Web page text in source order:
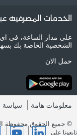
الخدمات المصرفيه
على مدار الساعة، فى
الشخصية الخاصة بك
حمل الان
معلومات هامة سياسة
© جميع الحقوق محفوظة
تابعونا على